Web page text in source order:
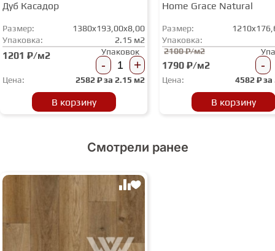
Дуб Касадор
Размер:
1380x193,00x8,00
Упаковка:
2.15 м2
1201 ₽/м2 Упаковок
- +
Цена: 2582₽ за 2.15 м2
В корзину
Home Grace Natural
Размер:
Упаковка:
2100 ₽/м2
1790 ₽/м2 -
Цена: 4582₽ за
В корзину
Смотрели ранее